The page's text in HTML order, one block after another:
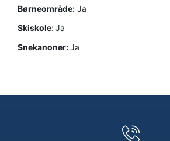
Børneområde: Ja
Skiskole:Ja
Snekanoner:Ja